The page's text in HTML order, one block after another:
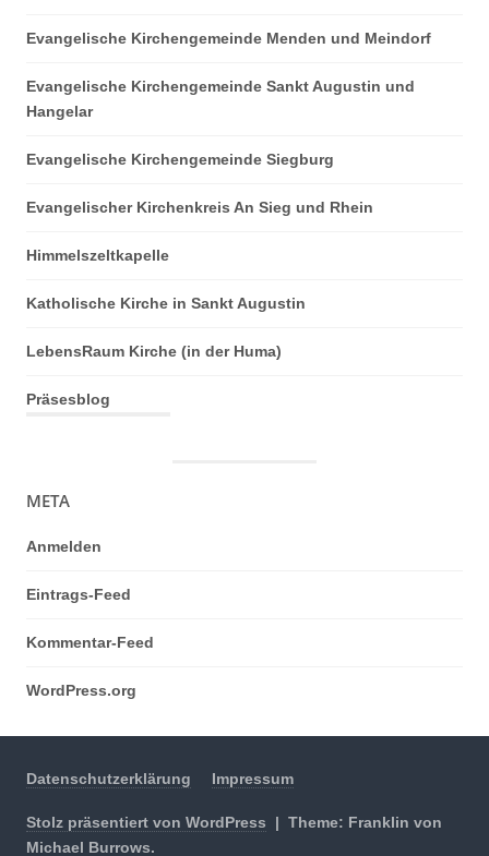
Evangelische Kirchengemeinde Menden und Meindorf
Evangelische Kirchengemeinde Sankt Augustin und
Hangelar
Evangelische Kirchengemeinde Siegburg
Evangelischer Kirchenkreis An Sieg und Rhein
Himmelszeltkapelle
Katholische Kirche in Sankt Augustin
LebensRaum Kirche (in der Huma)
Präsesblog
META
Anmelden
Eintrags-Feed
Kommentar-Feed
WordPress.org
Datenschutzerklärung Impressum
Stolz präsentiert von WordPress | Theme: Franklin von
Michael Burrows.